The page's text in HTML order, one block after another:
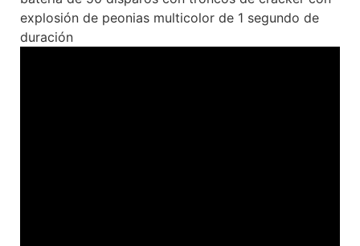
explosión de peonias multicolor de 1 segundo de
duración